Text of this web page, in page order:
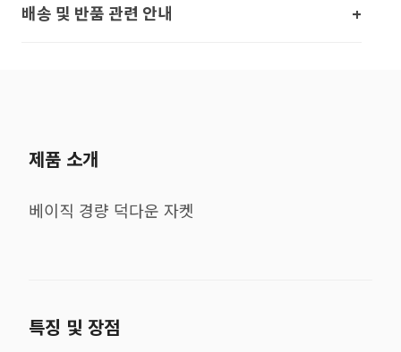
배송 및 반품 관련 안내
제품 소개
베이직 경량 덕다운 자켓
특징 및 장점